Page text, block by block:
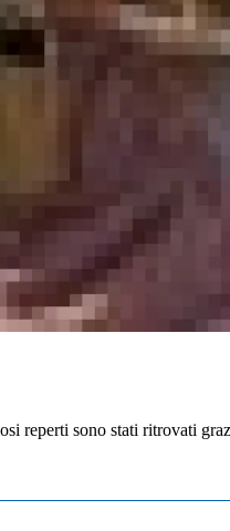
reperti sono stati ritrovati